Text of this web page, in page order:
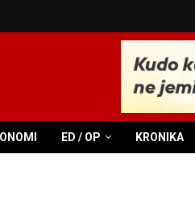
ED / OP KRONIKA